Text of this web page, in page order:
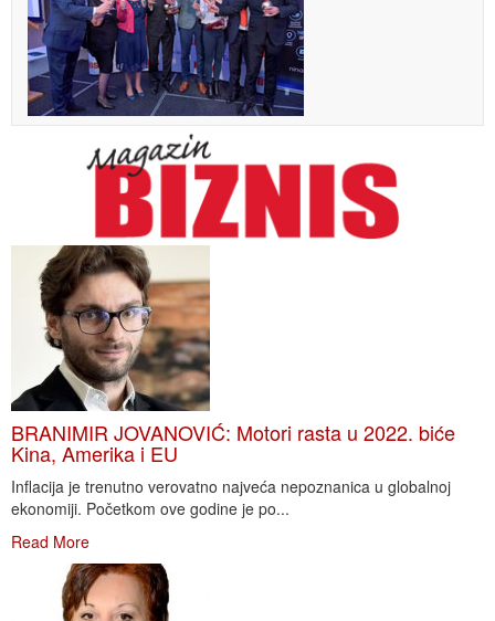
BRANIMIR JOVANOVIĆ: Motori rasta u 2022. biće
Kina, Amerika i EU
Inflacija je trenutno verovatno najveća nepoznanica u globalnoj
ekonomiji. Početkom ove godine je po...
Read More